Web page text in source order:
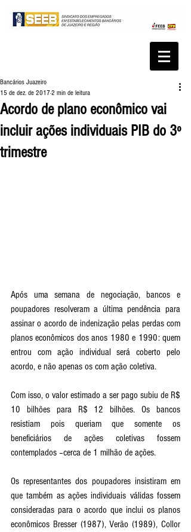
Acordo de plano econômico vai
incluir ações individuais PIB do 3º
trimestre
Bancários Juazeiro
15 de dez. de 2017 2 min de leitura
Após uma semana de negociação, bancos e
poupadores resolveram a última pendência para
assinar o acordo de indenização pelas perdas com
planos econômicos dos anos 1980 e 1990: quem
entrou com ação individual será coberto pelo
acordo, e não apenas os com ação coletiva.
Com isso, o valor estimado a ser pago subiu de R$
10 bilhões para R$ 12 bilhões. Os bancos
resistiam pois queriam que somente os
beneficiários de ações coletivas fossem
contemplados –cerca de 1 milhão de ações.
Os representantes dos poupadores insistiram em
que também as ações individuais válidas fossem
consideradas para o acordo que inclui os planos
econômicos Bresser (1987), Verão (1989), Collor